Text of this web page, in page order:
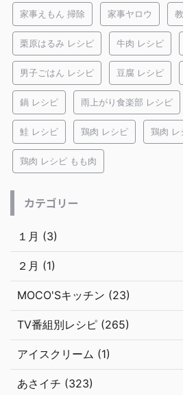
家事えもん 掃除 家事ヤロウ
栗原はるみ レシピ 牛肉 レシピ
男子ごはん レシピ 豆腐 レシピ
鍋 レシピ 雨上がり食楽部 レシピ
鮭 レシピ 鶏肉 レシピ 鶏肉 レ
鶏肉 レシピ もも肉
カテゴリー
１月 (3)
２月 (1)
MOCO'Sキッチン (23)
TV番組別レシピ (265)
アイスクリーム (1)
あさイチ (323)